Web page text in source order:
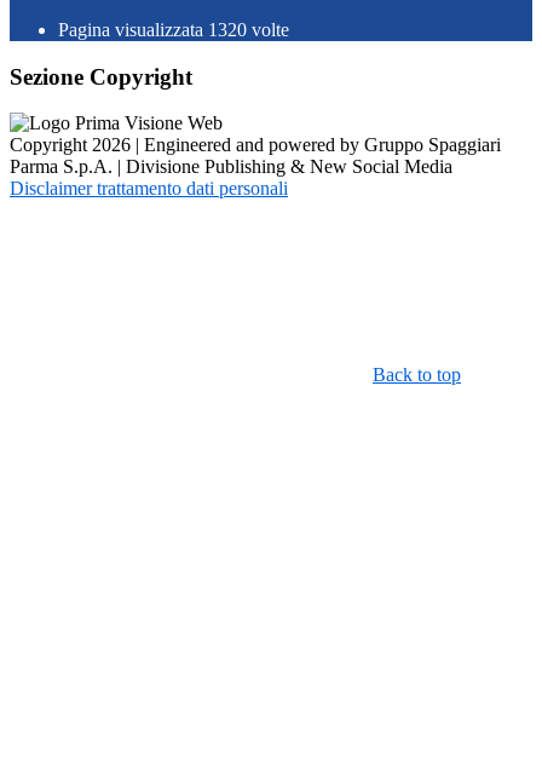
Pagina visualizzata 1320 volte
Sezione Copyright
Copyright 2026 | Engineered and powered by Gruppo Spaggiari
Parma S.p.A. | Divisione Publishing & New Social Media
Disclaimer trattamento dati personali
Back to top